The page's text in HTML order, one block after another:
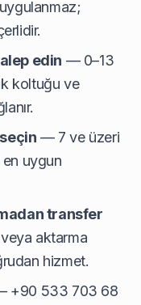
edin — 0–13
koltuğu ve
— 7 ve üzeri
uygun
transfer
aktarma
hizmet.
533 703 68